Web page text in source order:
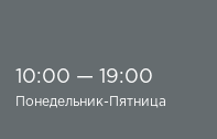
10:00 — 19:00
Понедельник-Пятница